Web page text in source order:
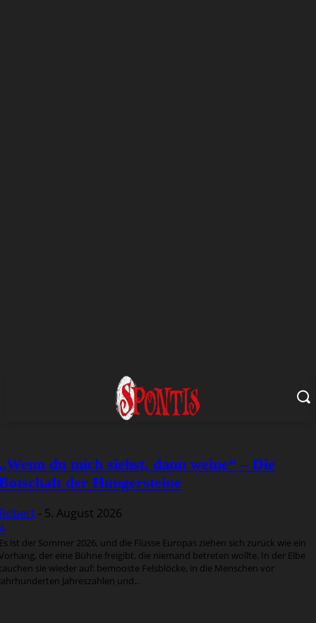
du mich siehst, dann weine“ – Die
der Hungersteine
- 5. August 2026
ist der Sommer 2026, und die Flüsse Europas ziehen sich zurück wie ein
der eine Bühne freigibt, die niemand betreten wollte. In der Elbe
sie wieder auf: bemooste Felsblöcke, in die Menschen vor
Jahreszahlen und...